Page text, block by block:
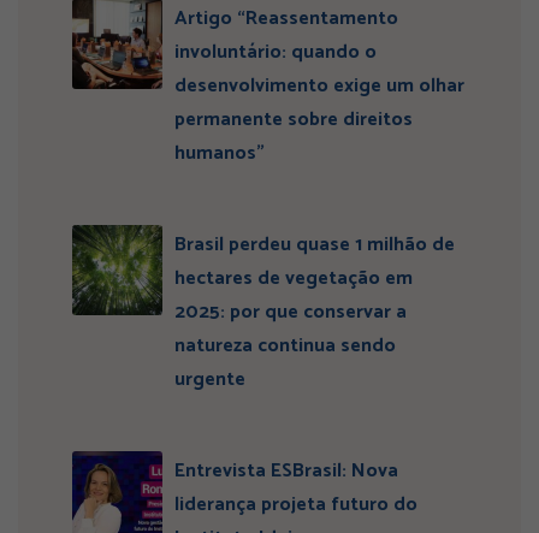
Artigo “Reassentamento
involuntário: quando o
desenvolvimento exige um olhar
permanente sobre direitos
humanos”
Brasil perdeu quase 1 milhão de
hectares de vegetação em
2025: por que conservar a
natureza continua sendo
urgente
Entrevista ESBrasil: Nova
liderança projeta futuro do